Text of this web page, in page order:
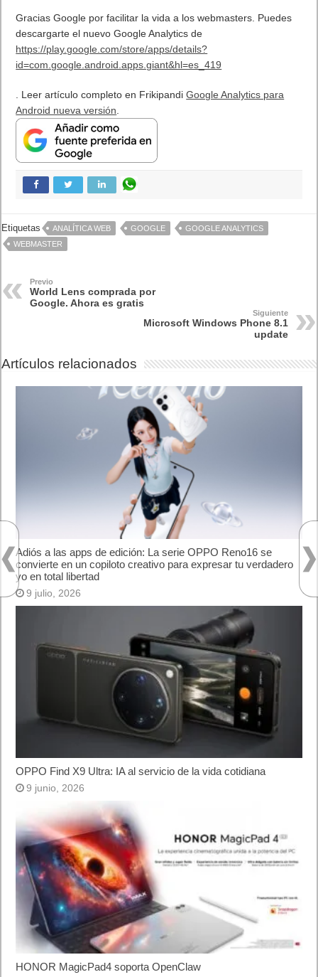
Gracias Google por facilitar la vida a los webmasters. Puedes
descargarte el nuevo Google Analytics de
https://play.google.com/store/apps/details?
id=com.google.android.apps.giant&hl=es_419
. Leer artículo completo en FrikipandiGoogle Analytics para
Android nueva versión
Etiquetas ANALÍTICA WEB GOOGLE
GOOGLE ANALYTICS
WEBMASTER
Previo
World Lens comprada por
Google. Ahora es gratis
Siguiente
Microsoft Windows Phone 8.1
update
Artículos relacionados
Adiós a las apps de edición: La serie OPPO Reno16 se
convierte en un copiloto creativo para expresar tu verdadero
yo en total libertad
9 julio, 2026
OPPO Find X9 Ultra: IA al servicio de la vida cotidiana
9 junio, 2026
HONOR MagicPad4 soporta OpenClaw